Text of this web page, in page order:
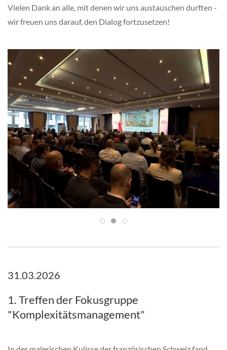
Vielen Dank an alle, mit denen wir uns austauschen durften -
wir freuen uns darauf, den Dialog fortzusetzen!
31.03.2026
1. Treffen der Fokusgruppe
"Komplexitätsmanagement"